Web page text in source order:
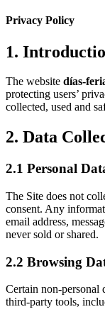
Privacy Policy
1.
The website días-
protecting users’
collected, used and
2. Data
2.1 Personal
The Site does not
consent. Any
email address,
never sold or shared.
2.2 Browsing
Certain non-personal
third-party tools,